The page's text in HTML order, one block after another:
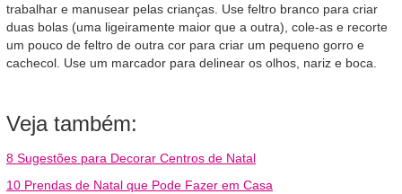
trabalhar e manusear pelas crianças. Use feltro branco para criar
duas bolas (uma ligeiramente maior que a outra), cole-as e recorte
um pouco de feltro de outra cor para criar um pequeno gorro e
cachecol. Use um marcador para delinear os olhos, nariz e boca.
Veja também:
8 Sugestões para Decorar Centros de Natal
10 Prendas de Natal que Pode Fazer em Casa